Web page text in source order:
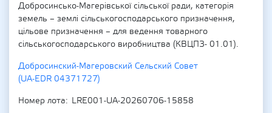
Добросинсько-Магерівської сільської ради, категорія
земель – землі сільськогосподарського призначення,
цільове призначення – для ведення товарного
сільськогосподарського виробництва (КВЦПЗ- 01.01).
Добросинский-Магеровский Сельский Совет
(UA-EDR 04371727)
Номер лота
LRE001-UA-20260706-15858